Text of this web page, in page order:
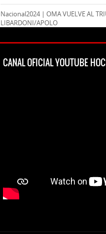
Nacional2024 | OMA VUELVE AL
LIBARDONI/APOLO
CANAL OFICIAL YOUTUBE